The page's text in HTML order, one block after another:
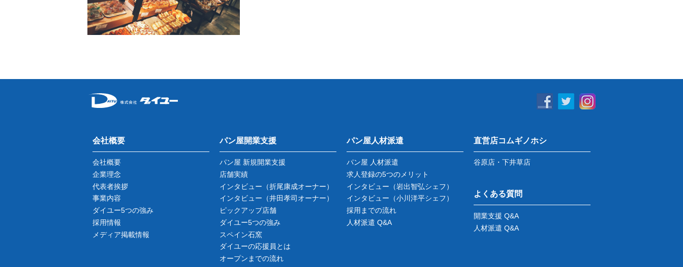
会社概要
会社概要
企業理念
代表者挨拶
事業内容
ダイユー5つの強み
採用情報
メディア掲載情報
パン屋開業支援
パン屋 新規開業支援
店舗実績
インタビュー （折尾康成オーナー）
インタビュー （井田孝司オーナー）
ピックアップ店舗
ダイユー5つの強み
スペイン石窯
ダイユーの応援員とは
オープンまでの流れ
パン屋人材派遣
パン屋 人材派遣
求人登録の5つのメリット
インタビュー （岩出智弘シェフ）
インタビュー （小川洋平シェフ）
採用までの流れ
人材派遣 Q&A
直営店コムギノホシ
谷原店・下井草店
よくある質問
開業支援 Q&A
人材派遣 Q&A